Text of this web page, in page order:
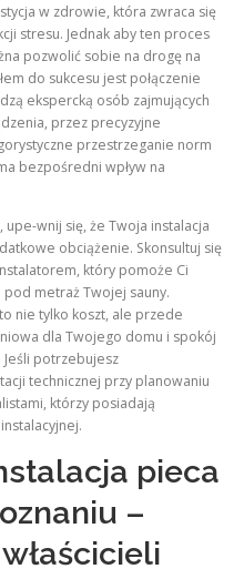
w zdrowie, która zwraca się
stresu. Jednak aby ten proces
pozwolić sobie na drogę na
do sukcesu jest połączenie
ekspercką osób zajmujących
przez precyzyjne
przestrzeganie norm
bezpośredni wpływ na
wnij się, że Twoja instalacja
obciążenie. Skonsultuj się
który pomoże Ci
metraż Twojej sauny.
nie tylko koszt, ale przede
dla Twojego domu i spokój
potrzebujesz
technicznej przy planowaniu
którzy posiadają
pieca
–